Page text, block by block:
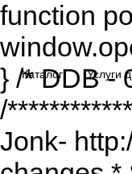
function
} /* DDB -
/
Jonk-
Каталог Услуги